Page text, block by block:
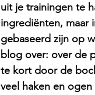
uit je trainingen te
ingrediënten, maar
gebaseerd zijn op
blog over: over de
te kort door de
veel haken en